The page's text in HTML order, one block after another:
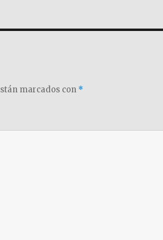
marcados con *